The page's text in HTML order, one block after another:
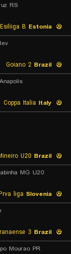
RS
Estonia
Brazil
Italy
Brazil
MG U20
Slovenia
Brazil
Mourao PR